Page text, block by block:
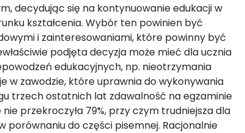
decydując się na kontynuowanie edukacji w
kształcenia. Wybór ten powinien być
i zainteresowaniami, które powinny być
podjęta decyzja może mieć dla ucznia
edukacyjnych, np. nieotrzymania
w zawodzie, które uprawnia do wykonywania
trzech ostatnich lat zdawalność na egzaminie
przekroczyła 79%, przy czym trudniejsza dla
porównaniu do części pisemnej. Racjonalnie